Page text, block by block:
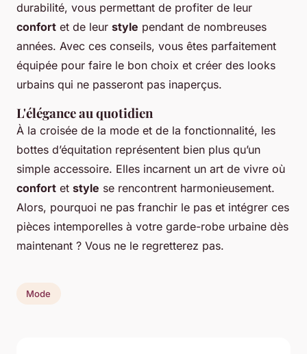
durabilité, vous permettant de profiter de leur
confort et de leur style pendant de nombreuses
années. Avec ces conseils, vous êtes parfaitement
équipée pour faire le bon choix et créer des looks
urbains qui ne passeront pas inaperçus.
L'élégance au quotidien
À la croisée de la mode et de la fonctionnalité, les
bottes d’équitation représentent bien plus qu’un
simple accessoire. Elles incarnent un art de vivre où
confort et style se rencontrent harmonieusement.
Alors, pourquoi ne pas franchir le pas et intégrer ces
pièces intemporelles à votre garde-robe urbaine dès
maintenant ? Vous ne le regretterez pas.
Mode